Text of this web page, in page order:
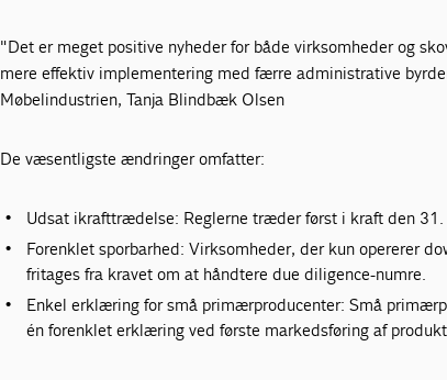
"Det er meget positive nyheder for både virksomheder og
mere effektiv implementering med færre administrative
Møbelindustrien, Tanja Blindbæk Olsen
De væsentligste ændringer omfatter:
Udsat ikrafttrædelse: Reglerne træder først i kraft den
Forenklet sporbarhed: Virksomheder, der kun opererer
fritages fra kravet om at håndtere due diligence-numre.
Enkel erklæring for små primærproducenter: Små
én forenklet erklæring ved første markedsføring af